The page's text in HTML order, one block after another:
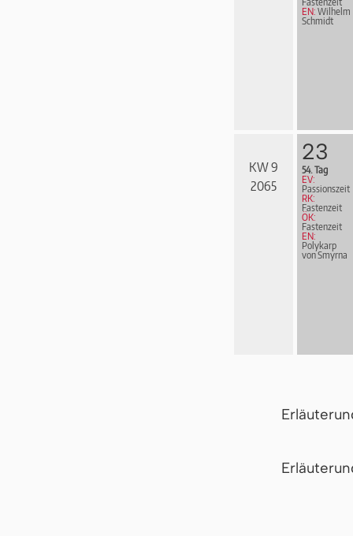
EN: Wilhelm
Schmidt
KW 9
2065
23
54. Tag
EV:
Passionszeit
RK:
Fastenzeit
ÖK:
Fastenzeit
EN:
Polykarp
von Smyrna